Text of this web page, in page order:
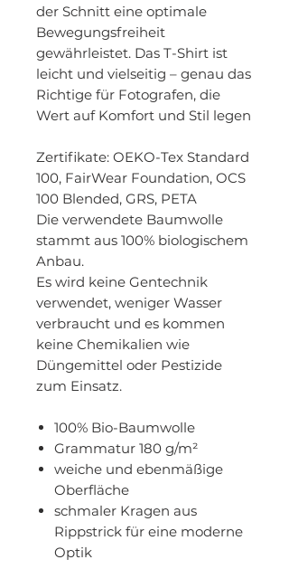
der Schnitt eine optimale
Bewegungsfreiheit
gewährleistet. Das T-Shirt ist
leicht und vielseitig – genau das
Richtige für Fotografen, die
Wert auf Komfort und Stil legen
Zertifikate: OEKO-Tex Standard
100, FairWear Foundation, OCS
100 Blended, GRS, PETA
Die verwendete Baumwolle
stammt aus 100% biologischem
Anbau.
Es wird keine Gentechnik
verwendet, weniger Wasser
verbraucht und es kommen
keine Chemikalien wie
Düngemittel oder Pestizide
zum Einsatz.
100% Bio-Baumwolle
Grammatur 180 g/m²
weiche und ebenmäßige
Oberfläche
schmaler Kragen aus
Rippstrick für eine moderne
Optik